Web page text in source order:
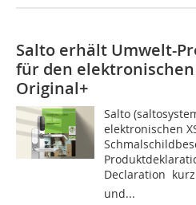
Salto erhält Umwelt-
für den elektronischen
Original+
Salto
elektronischen
Declaration 
und...